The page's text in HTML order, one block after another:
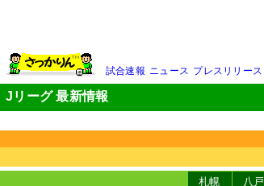
試合速報 ニュース プレスリリース
Jリーグ 最新情報
札幌 八戸